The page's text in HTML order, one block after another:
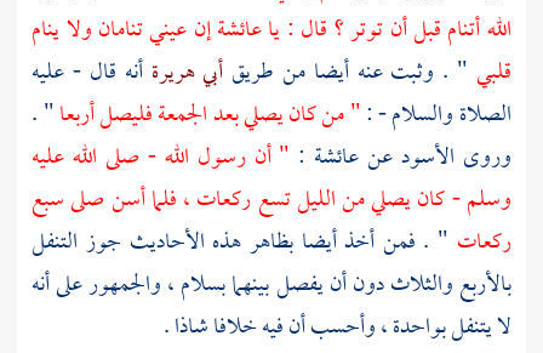
الله أتنام قبل أن توتر ؟ قال : ياعائشةإن عيني تنامان ولا ينام
قلبي " . وثبت عنه أيضا من طريقأبي هريرةأنه قال - عليه
الصلاة والسلام - :" من كان يصلي بعد الجمعة فليصل أربعا" .
وروى الأسودعنعائشة : " أن رسول الله - صلى الله عليه
وسلم - كان يصلي من الليل تسع ركعات ، فلما أسن صلى سبع
ركعات " . فمن أخذ أيضا بظاهر هذه الأحاديث جوز التنفل
بالأربع والثلاث دون أن يفصل بينهما بسلام ، والجمهور على أنه
لا يتنفل بواحدة ، وأحسب أن فيه خلافا شاذا .